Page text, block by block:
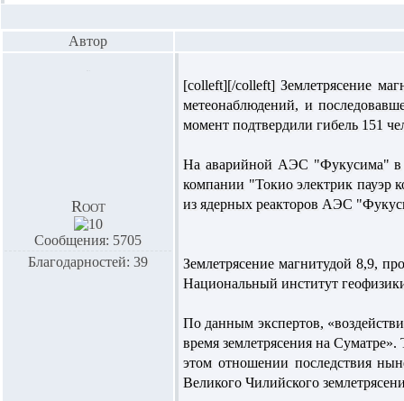
Автор
Root
Сообщения: 5705
Благодарностей: 39
[colleft][/colleft] Землетрясение
метеонаблюдений, и
момент подтвердили гибель 151
На аварийной АЭС "Фукусима" в
компании "Токио электрик пауэр
из ядерных реакторов АЭС
Землетрясение магнитудой 8,9,
Национальный институт
По данным экспертов,
время землетрясения на
этом отношении последствия
Великого Чилийского